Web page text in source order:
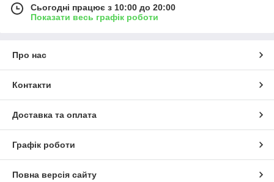
Сьогодні працює з 10:00 до 20:00
Показати весь графік роботи
Про нас
Контакти
Доставка та оплата
Графік роботи
Повна версія сайту